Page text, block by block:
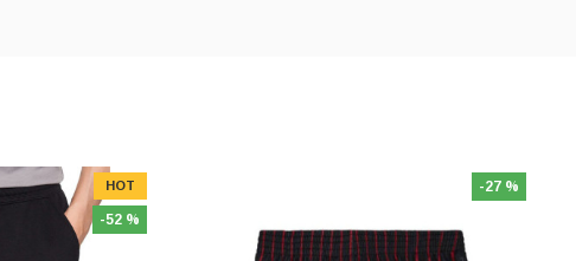
HOT
-52 %
-27 %